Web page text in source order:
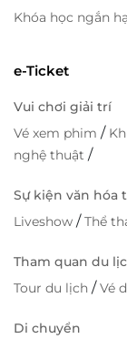
Khóa học ngắn
e-Ticket
Vui chơi giải trí
Vé xem phim /
nghệ thuật /
Sự kiện văn hóa
Liveshow /Thể
Tham quan du
Tour du lịch /Vé
Di chuyển